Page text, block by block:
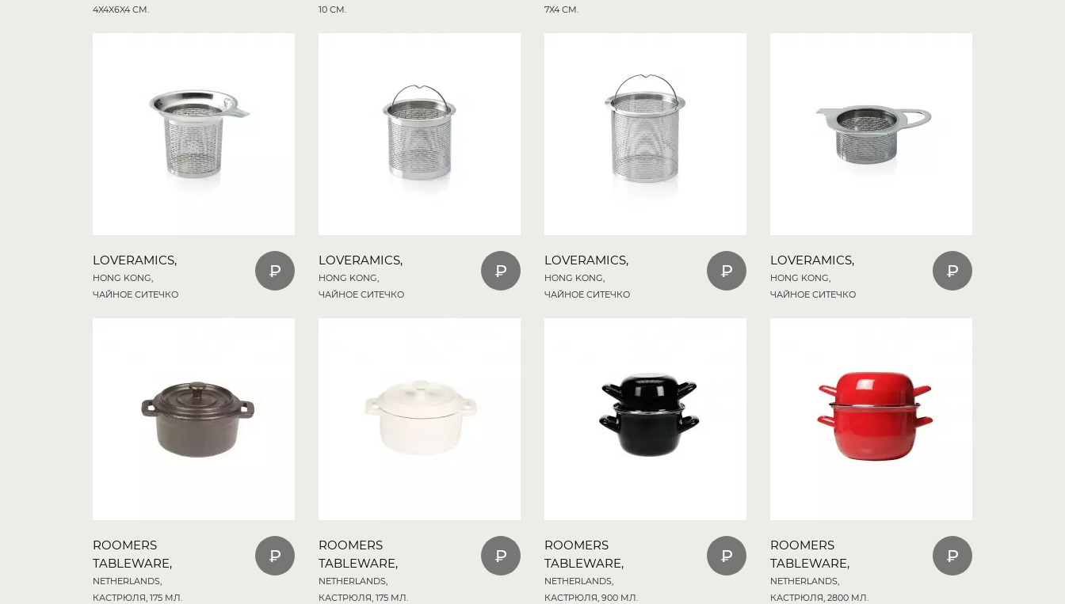
4X4X6X4 СМ.
10 СМ.
7X4 СМ.
LOVERAMICS,
HONG KONG,
ЧАЙНОЕ СИТЕЧКО
LOVERAMICS,
HONG KONG,
ЧАЙНОЕ СИТЕЧКО
LOVERAMICS,
HONG KONG,
ЧАЙНОЕ СИТЕЧКО
LOVERAMICS,
HONG KONG,
ЧАЙНОЕ СИТЕЧКО
ROOMERS
TABLEWARE,
NETHERLANDS,
КАСТРЮЛЯ, 175 МЛ.
ROOMERS
TABLEWARE,
NETHERLANDS,
КАСТРЮЛЯ, 175 МЛ.
ROOMERS
TABLEWARE,
NETHERLANDS,
КАСТРЮЛЯ, 900 МЛ.
ROOMERS
TABLEWARE,
NETHERLANDS,
КАСТРЮЛЯ, 2800 МЛ.